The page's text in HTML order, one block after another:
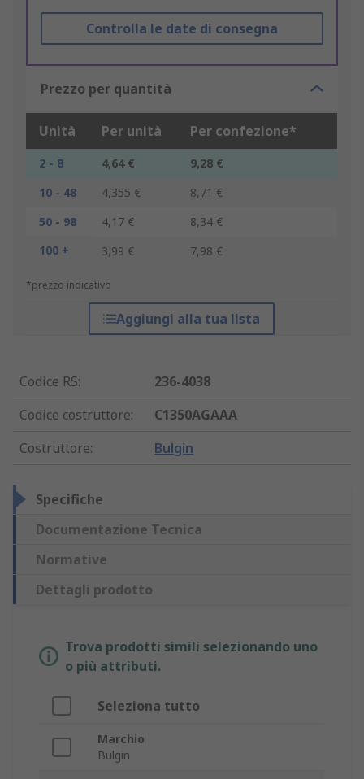
Controlla le date di consegna
Prezzo per quantità
Unità Per unità Per confezione*
2 - 8 4,64 €
9,28 €
10 - 48
4,355 €
8,71 €
50 - 98
4,17 €
8,34 €
100 +
3,99 € 7,98 €
*prezzo indicativo
Aggiungi alla tua lista
Codice RS:
236-4038
Codice costruttore:
C1350AGAAA
Costruttore: Bulgin
Specifiche
Documentazione Tecnica
Normative
Dettagli prodotto
Trova prodotti simili selezionando uno
o più attributi.
Seleziona tutto
Marchio
Bulgin